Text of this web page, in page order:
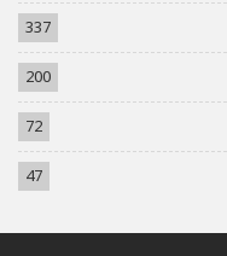
337
200
72
47